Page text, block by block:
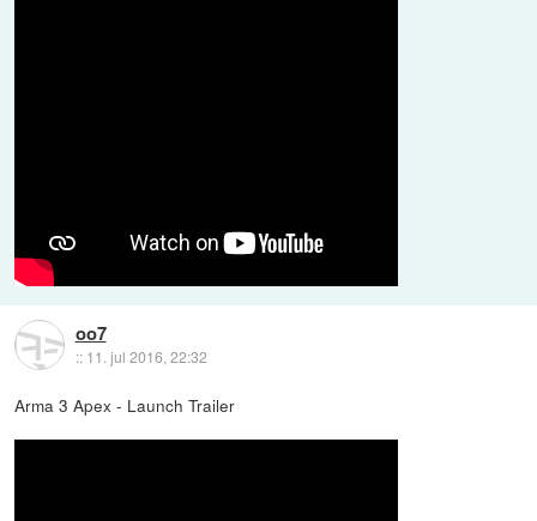
oo7
:: 11. jul 2016, 22:32
Arma 3 Apex - Launch Trailer